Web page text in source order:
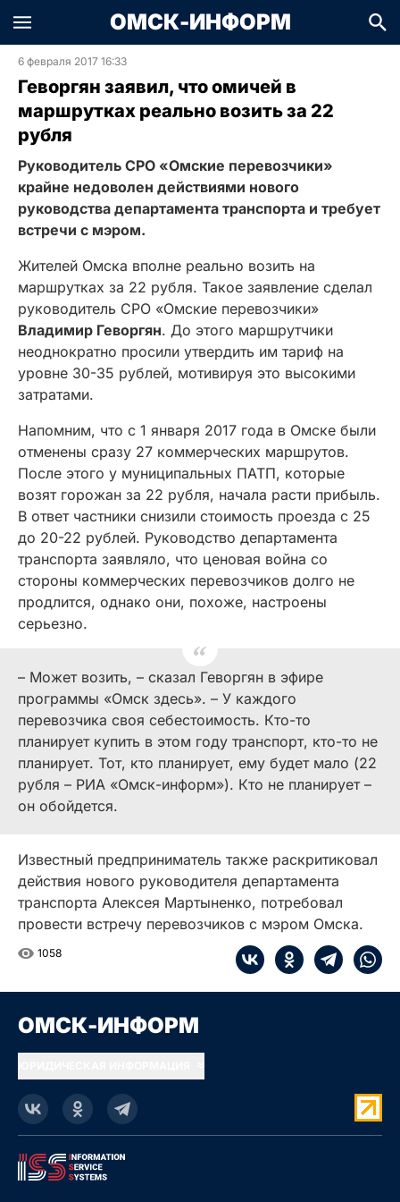
ОМСК-ИНФОРМ
6 февраля 2017 16:33
Геворгян заявил, что омичей в
маршрутках реально возить за 22
рубля
Руководитель СРО «Омские перевозчики»
крайне недоволен действиями нового
руководства департамента транспорта и требует
встречи с мэром.
Жителей Омска вполне реально возить на
маршрутках за 22 рубля. Такое заявление сделал
руководитель СРО «Омские перевозчики»
Владимир Геворгян. До этого маршрутчики
неоднократно просили утвердить им тариф на
уровне 30-35 рублей, мотивируя это высокими
затратами.
Напомним, что с 1 января 2017 года в Омске были
отменены сразу 27 коммерческих маршрутов.
После этого у муниципальных ПАТП, которые
возят горожан за 22 рубля, начала расти прибыль.
В ответ частники снизили стоимость проезда с 25
до 20-22 рублей. Руководство департамента
транспорта заявляло, что ценовая война со
стороны коммерческих перевозчиков долго не
продлится, однако они, похоже, настроены
серьезно.
– Может возить, – сказал Геворгян в эфире
программы «Омск здесь». – У каждого
перевозчика своя себестоимость. Кто-то
планирует купить в этом году транспорт, кто-то не
планирует. Тот, кто планирует, ему будет мало (22
рубля – РИА «Омск-информ»). Кто не планирует –
он обойдется.
Известный предприниматель также раскритиковал
действия нового руководителя департамента
транспорта Алексея Мартыненко, потребовал
провести встречу перевозчиков с мэром Омска.
1058
ОМСК-ИНФОРМ